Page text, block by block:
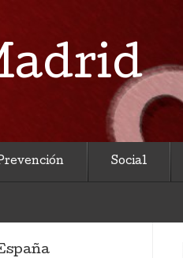
Social